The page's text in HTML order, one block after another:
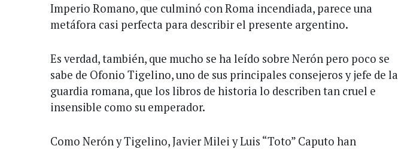
Imperio Romano, que culminó con Roma incendiada, parece una
metáfora casi perfecta para describir el presente argentino.
Es verdad, también, que mucho se ha leído sobre Nerón pero poco se
sabe de Ofonio Tigelino, uno de sus principales consejeros y jefe de la
guardia romana, que los libros de historia lo describen tan cruel e
insensible como su emperador.
Como Nerón y Tigelino, Javier Milei y Luis “Toto” Caputo han